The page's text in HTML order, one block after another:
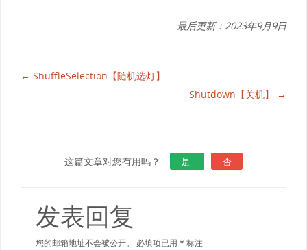
最后更新：2023年9月9日
← ShuffleSelection【随机选灯】
Shutdown【关机】 →
这篇文章对您有用吗？ 是 否
发表回复
您的邮箱地址不会被公开。 必填项已用* 标注